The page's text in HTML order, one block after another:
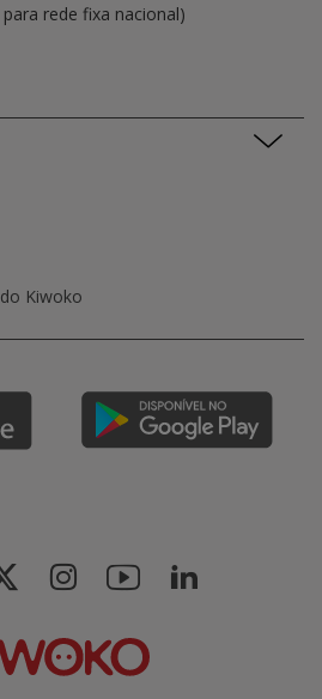
rede fixa nacional)
Kiwoko